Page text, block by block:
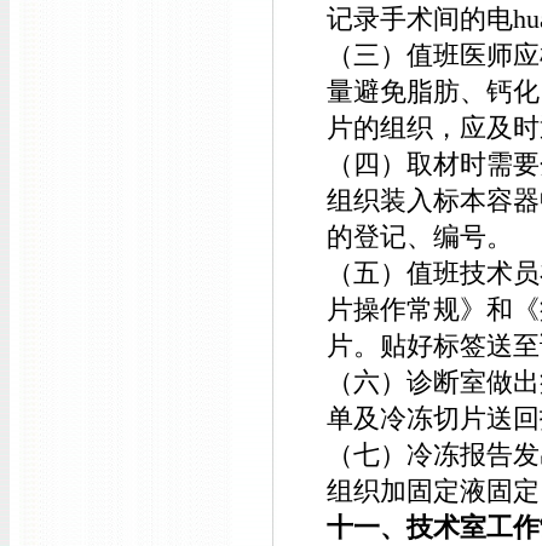
记录手术间的电
（三）值班医师
量避免脂肪、钙
片的组织，应及
（四）取材时需
组织装入标本容
的登记、编号。
（五）值班技术
片操作常规》和
片。贴好标签送
（六）诊断室做
单及冷冻切片送
（七）冷冻报告
组织加固定液固
十一、技术室工